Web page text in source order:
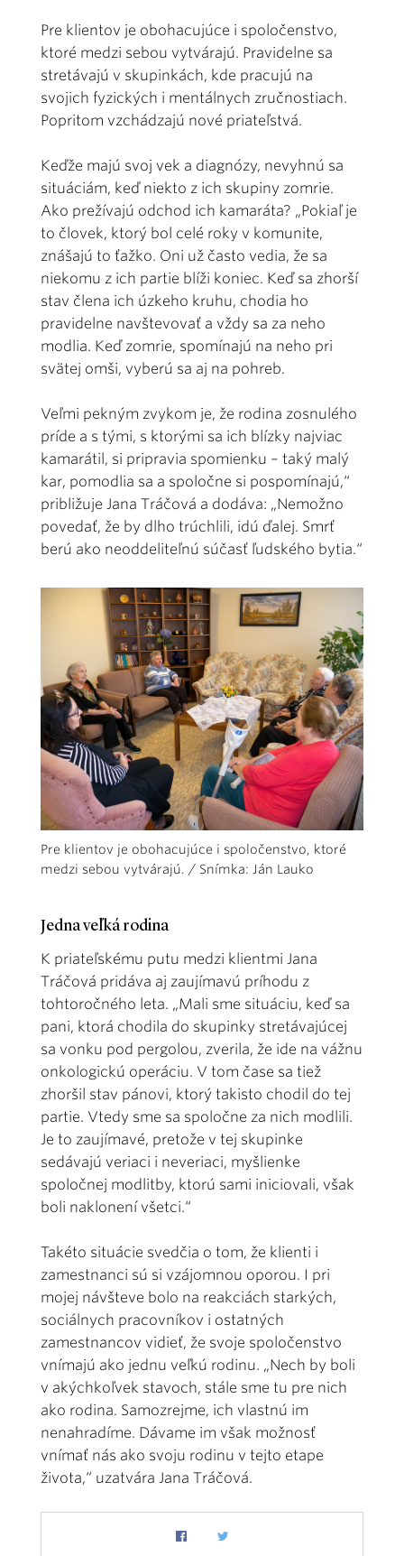
Pre klientov je obohacujúce i spoločenstvo,
ktoré medzi sebou vytvárajú. Pravidelne sa
stretávajú v skupinkách, kde pracujú na
svojich fyzických i mentálnych zručnostiach.
Popritom vzchádzajú nové priateľstvá.
Keďže majú svoj vek a diagnózy, nevyhnú sa
situáciám, keď niekto z ich skupiny zomrie.
Ako prežívajú odchod ich kamaráta? „Pokiaľ je
to človek, ktorý bol celé roky v komunite,
znášajú to ťažko. Oni už často vedia, že sa
niekomu z ich partie blíži koniec. Keď sa zhorší
stav člena ich úzkeho kruhu, chodia ho
pravidelne navštevovať a vždy sa za neho
modlia. Keď zomrie, spomínajú na neho pri
svätej omši, vyberú sa aj na pohreb.
Veľmi pekným zvykom je, že rodina zosnulého
príde a s tými, s ktorými sa ich blízky najviac
kamarátil, si pripravia spomienku – taký malý
kar, pomodlia sa a spoločne si pospomínajú,“
približuje Jana Tráčová a dodáva: „Nemožno
povedať, že by dlho trúchlili, idú ďalej. Smrť
berú ako neoddeliteľnú súčasť ľudského bytia.“
Pre klientov je obohacujúce i spoločenstvo, ktoré
medzi sebou vytvárajú. / Snímka: Ján Lauko
Jedna veľká rodina
K priateľskému putu medzi klientmi Jana
Tráčová pridáva aj zaujímavú príhodu z
tohtoročného leta. „Mali sme situáciu, keď sa
pani, ktorá chodila do skupinky stretávajúcej
sa vonku pod pergolou, zverila, že ide na vážnu
onkologickú operáciu. V tom čase sa tiež
zhoršil stav pánovi, ktorý takisto chodil do tej
partie. Vtedy sme sa spoločne za nich modlili.
Je to zaujímavé, pretože v tej skupinke
sedávajú veriaci i neveriaci, myšlienke
spoločnej modlitby, ktorú sami iniciovali, však
boli naklonení všetci.“
Takéto situácie svedčia o tom, že klienti i
zamestnanci sú si vzájomnou oporou. I pri
mojej návšteve bolo na reakciách starkých,
sociálnych pracovníkov i ostatných
zamestnancov vidieť, že svoje spoločenstvo
vnímajú ako jednu veľkú rodinu. „Nech by boli
v akýchkoľvek stavoch, stále sme tu pre nich
ako rodina. Samozrejme, ich vlastnú im
nenahradíme. Dávame im však možnosť
vnímať nás ako svoju rodinu v tejto etape
života,“ uzatvára Jana Tráčová.